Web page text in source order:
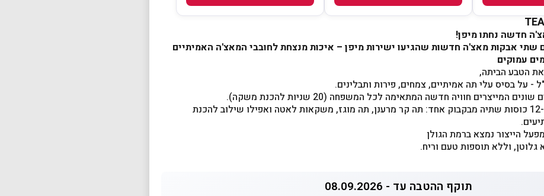
אבקות מאצ'ה חדשות שהגיעו ישירות מיפן – איכות מנצחת לחובבי המאצ'ה האמיתיים
עמוקים
הטבע הביתה,
הכנה מהירה וקלה של כ-12 כוסות שתיה מבקבוק אחד: תה קר מרענן, תה מוגז, משקאות לאטה ואפילו שילוב להכנת
הייצור נמצא ברמת הגולן
וללא תוספות טעם וריח.
תוקף ההטבה עד - 08.09.2026